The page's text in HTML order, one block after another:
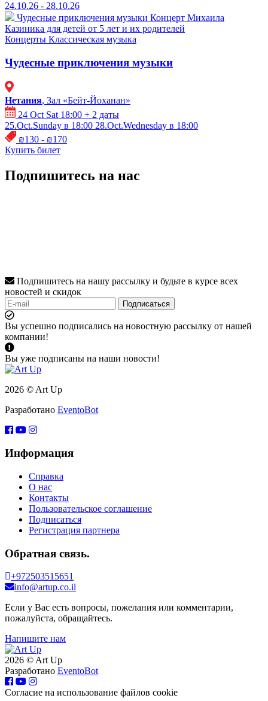
24.10.26 - 28.10.26
Чудесные приключения музыки Концерт Михаила
Казиника для детей от 5 лет и их родителей
Концерты Классическая музыка
Чудесные приключения музыки
Нетания, Зал «Бейт-Йоханан»
24 Oct Sat 18:00 + 2 даты
25.Oct.Sunday в 18:00 28.Oct.Wednesday в 18:00
₪130 - ₪170
Купить билет
Подпишитесь на нас
Подпишитесь на нашу рассылку и будьте в курсе всех
новостей и скидок
Подписаться
Вы успешно подписались на новостную рассылку от нашей
компании!
Вы уже подписаны на наши новости!
2026 © Art Up
Разработано EventoBot
Информация
Справка
О нас
Контакты
Пользовательское соглашение
Подписаться
Регистрация партнера
Обратная связь.
+972503515651
info@artup.co.il
Если у Вас есть вопросы, пожелания или комментарии,
пожалуйста, обращайтесь.
Напишите нам
2026 © Art Up
Разработано EventoBot
Cогласие на использование файлов cookie